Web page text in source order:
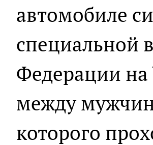
автомобиле
специальной
Федерации на
между
которого